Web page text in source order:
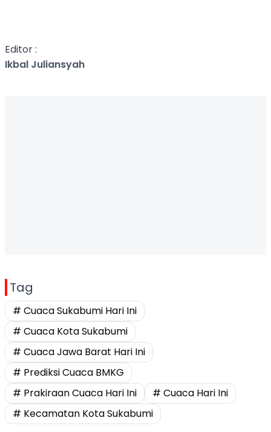
Editor :
Ikbal Juliansyah
Tag
# Cuaca Sukabumi Hari Ini
# Cuaca Kota Sukabumi
# Cuaca Jawa Barat Hari Ini
# Prediksi Cuaca BMKG
# Prakiraan Cuaca Hari Ini
# Cuaca Hari Ini
# Kecamatan Kota Sukabumi